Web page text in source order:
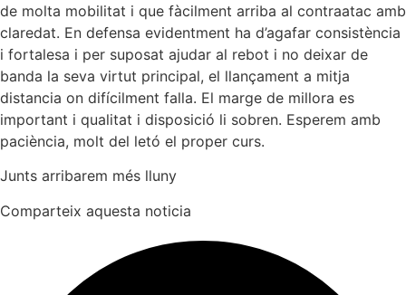
de molta mobilitat i que fàcilment arriba al contraatac amb
claredat. En defensa evidentment ha d’agafar consistència
i fortalesa i per suposat ajudar al rebot i no deixar de
banda la seva virtut principal, el llançament a mitja
distancia on difícilment falla. El marge de millora es
important i qualitat i disposició li sobren. Esperem amb
paciència, molt del letó el proper curs.
Junts arribarem més lluny
Comparteix aquesta noticia